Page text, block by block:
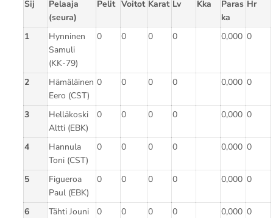
Sij
Pelaaja
(seura)
Pelit Voitot Karat Lv Kka
Paras
ka
Hr
1
Hynninen
Samuli
(KK-79)
0 0 0 0 0,000 0
2
Hämäläinen
Eero (CST)
0 0 0 0 0,000 0
3
Helläkoski
Altti (EBK)
0 0 0 0 0,000 0
4
Hannula
Toni (CST)
0 0 0 0 0,000 0
5
Figueroa
Paul (EBK)
0 0 0 0 0,000 0
6
Tähti Jouni
0 0 0 0 0,000 0